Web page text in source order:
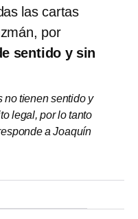
las cartas
por
sentido y sin
no tienen sentido y
legal, por lo tanto
a Joaquín